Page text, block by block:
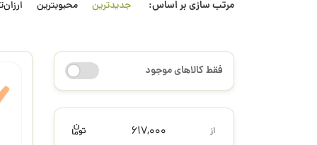
مرتب سازی بر اساس: جدیدترین محبوبترین
فقط کالاهای موجود
از 617,000